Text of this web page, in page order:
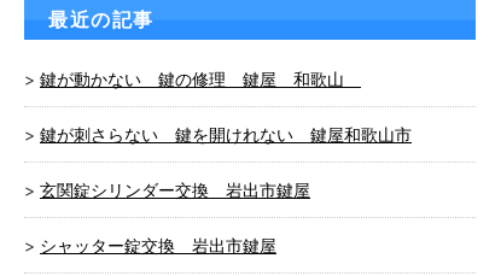
最近の記事
鍵が動かない 鍵の修理 鍵屋 和歌山
鍵が刺さらない 鍵を開けれない 鍵屋和歌山市
玄関錠シリンダー交換 岩出市鍵屋
シャッター錠交換 岩出市鍵屋